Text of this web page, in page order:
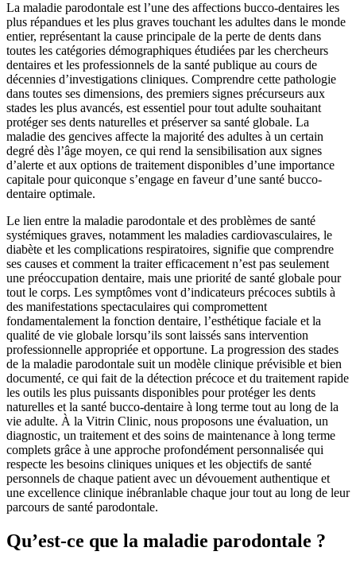
La maladie parodontale est l’une des affections bucco-dentaires les
plus répandues et les plus graves touchant les adultes dans le monde
entier, représentant la cause principale de la perte de dents dans
toutes les catégories démographiques étudiées par les chercheurs
dentaires et les professionnels de la santé publique au cours de
décennies d’investigations cliniques. Comprendre cette pathologie
dans toutes ses dimensions, des premiers signes précurseurs aux
stades les plus avancés, est essentiel pour tout adulte souhaitant
protéger ses dents naturelles et préserver sa santé globale. La
maladie des gencives affecte la majorité des adultes à un certain
degré dès l’âge moyen, ce qui rend la sensibilisation aux signes
d’alerte et aux options de traitement disponibles d’une importance
capitale pour quiconque s’engage en faveur d’une santé bucco-
dentaire optimale.
Le lien entre la maladie parodontale et des problèmes de santé
systémiques graves, notamment les maladies cardiovasculaires, le
diabète et les complications respiratoires, signifie que comprendre
ses causes et comment la traiter efficacement n’est pas seulement
une préoccupation dentaire, mais une priorité de santé globale pour
tout le corps. Les symptômes vont d’indicateurs précoces subtils à
des manifestations spectaculaires qui compromettent
fondamentalement la fonction dentaire, l’esthétique faciale et la
qualité de vie globale lorsqu’ils sont laissés sans intervention
professionnelle appropriée et opportune. La progression des stades
de la maladie parodontale suit un modèle clinique prévisible et bien
documenté, ce qui fait de la détection précoce et du traitement rapide
les outils les plus puissants disponibles pour protéger les dents
naturelles et la santé bucco-dentaire à long terme tout au long de la
vie adulte. À la Vitrin Clinic, nous proposons une évaluation, un
diagnostic, un traitement et des soins de maintenance à long terme
complets grâce à une approche profondément personnalisée qui
respecte les besoins cliniques uniques et les objectifs de santé
personnels de chaque patient avec un dévouement authentique et
une excellence clinique inébranlable chaque jour tout au long de leur
parcours de santé parodontale.
Qu’est-ce que la maladie parodontale ?